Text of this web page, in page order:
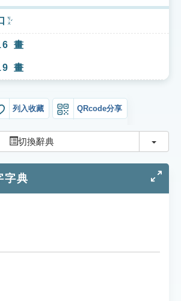
ㄎㄡˇ
畫
畫
列入收藏 QRcode分享
切換辭典 切換
字典